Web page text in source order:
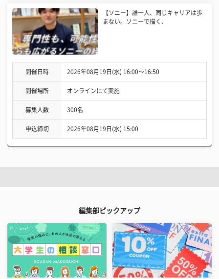
【ソニー】誰一人、同じキャリアは歩
まない。ソニーで描く、
開催日時 2026年08月19日(水) 16:00〜16:50
開催場所 オンラインにて実施
募集人数 300名
申込締切 2026年08月19日(水) 15:00
編集部ピックアップ